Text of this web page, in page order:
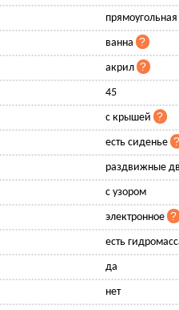
прямоугольная
ванна
акрил
45
с крышей
есть сиденье
раздвижные
с узором
электронное
есть
да
нет